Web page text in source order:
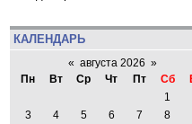
КАЛЕНДАРЬ
« августа 2026 »
Пн
Вт Ср Чт Пт Сб
1
3
4 5 6 7 8